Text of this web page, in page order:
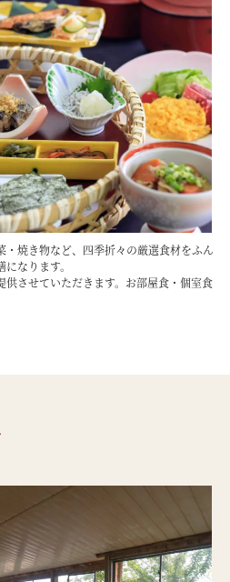
焼き物など、四季折々の厳選食材をふん
なります。
供させていただきます。お部屋食・個室食